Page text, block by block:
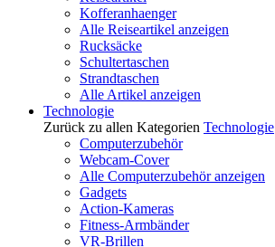
Kofferanhaenger
Alle Reiseartikel anzeigen
Rucksäcke
Schultertaschen
Strandtaschen
Alle Artikel anzeigen
Technologie
Zurück zu allen Kategorien Technologie
Computerzubehör
Webcam-Cover
Alle Computerzubehör anzeigen
Gadgets
Action-Kameras
Fitness-Armbänder
VR-Brillen